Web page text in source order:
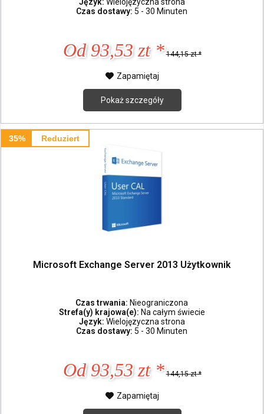
Czas dostawy: 5 - 30 Minuten
Od 93,53 zt * 144,15 zt *
Zapamiętaj
Pokaż szczegóły
35% Reduziert
Microsoft Exchange Server 2013 Użytkownik
Czas trwania:Nieograniczona
Strefa(y) krajowa(e): Na całym świecie
Język: Wielojęzyczna strona
Czas dostawy: 5 - 30 Minuten
Od 93,53 zt * 144,15 zt *
Zapamiętaj